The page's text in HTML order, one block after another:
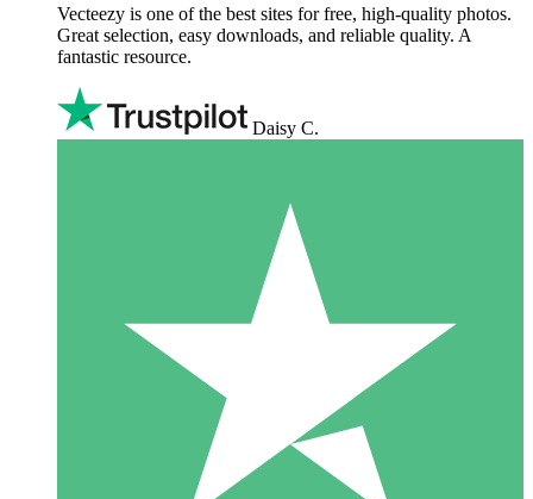
Vecteezy is one of the best sites for free, high‑quality photos.
Great selection, easy downloads, and reliable quality. A
fantastic resource.
Daisy C.